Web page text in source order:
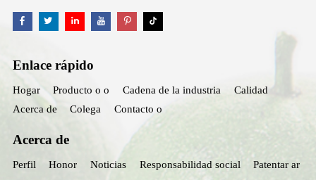
Enlace rápido
Hogar Producto o o Cadena de la industria
Calidad
Acerca de
Colega Contacto o
Acerca de
Perfil Honor Noticias Responsabilidad social Patentar ar